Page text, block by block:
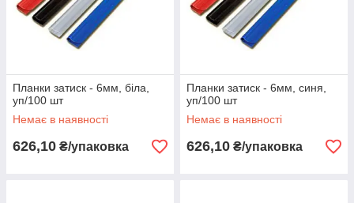
Планки затиск - 6мм, біла,
уп/100 шт
Немає в наявності
626,10 ₴/упаковка
Планки затиск - 6мм, синя,
уп/100 шт
Немає в наявності
626,10 ₴/упаковка